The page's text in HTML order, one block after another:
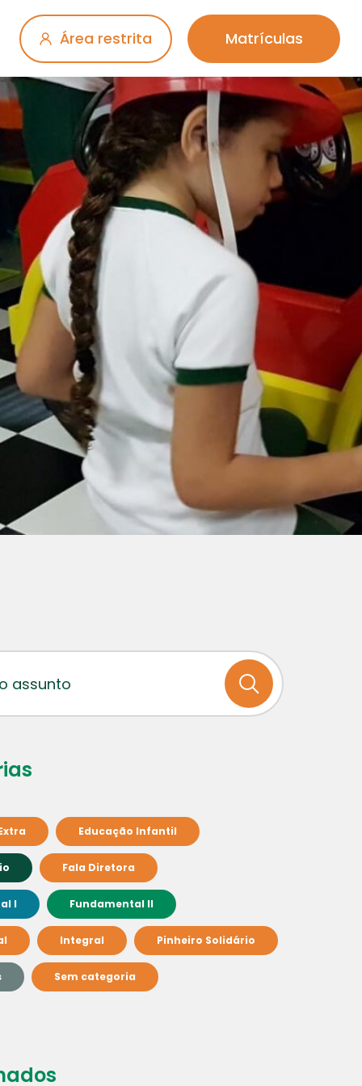
Área restrita Matrículas
Educação Infantil
Fala Diretora
I Fundamental II
Integral Pinheiro Solidário
Sem categoria